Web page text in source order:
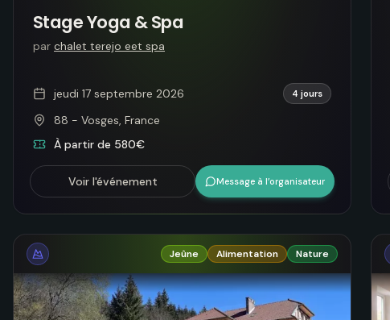
Stage Yoga & Spa
par chalet terejo eet spa
jeudi 17 septembre 2026 4 jours
88 - Vosges, France
À partir de 580€
Voir l'événement Message à l’organisateur
Jeûne Alimentation Nature